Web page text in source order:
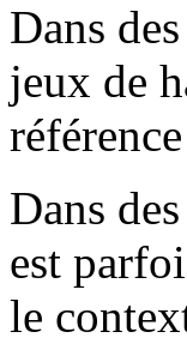
Dans
jeux de
Dans
est
le